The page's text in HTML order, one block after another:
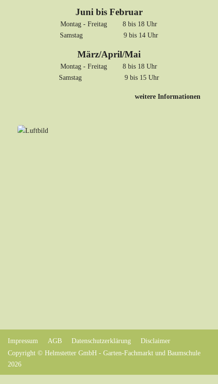
Juni bis Februar
Montag - Freitag 8 bis 18 Uhr
Samstag 9 bis 14 Uhr
März/April/Mai
Montag - Freitag 8 bis 18 Uhr
Samstag 9 bis 15 Uhr
weitere Informationen
Impressum AGB Datenschutzerklärung
Disclaimer
Copyright © Helmstetter GmbH - Garten-Fachmarkt und Baumschule
2026